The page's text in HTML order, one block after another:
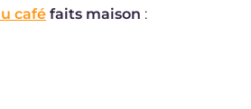
café faits maison :